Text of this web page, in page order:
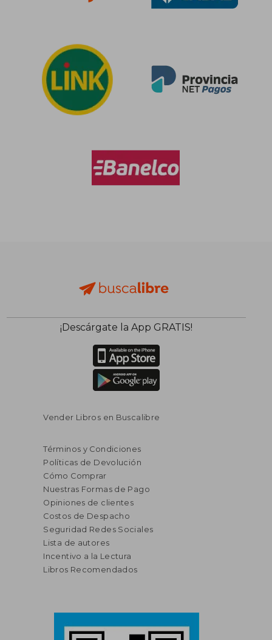
¡Descárgate la App GRATIS!
Vender Libros en Buscalibre
Términos y Condiciones
Políticas de Devolución
Cómo Comprar
Nuestras Formas de Pago
Opiniones de clientes
Costos de Despacho
Seguridad Redes Sociales
Lista de autores
Incentivo a la Lectura
Libros Recomendados